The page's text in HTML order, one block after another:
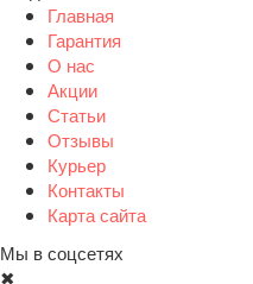
Главная
Гарантия
О нас
Акции
Статьи
Отзывы
Курьер
Контакты
Карта сайта
Мы в соцсетях
✖